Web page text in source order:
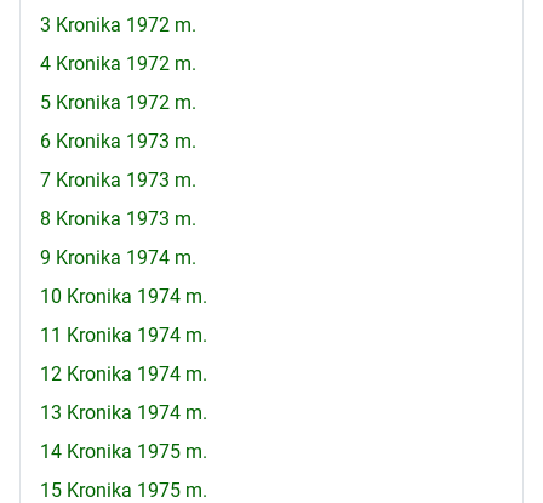
3 Kronika 1972 m.
4 Kronika 1972 m.
5 Kronika 1972 m.
6 Kronika 1973 m.
7 Kronika 1973 m.
8 Kronika 1973 m.
9 Kronika 1974 m.
10 Kronika 1974 m.
11 Kronika 1974 m.
12 Kronika 1974 m.
13 Kronika 1974 m.
14 Kronika 1975 m.
15 Kronika 1975 m.